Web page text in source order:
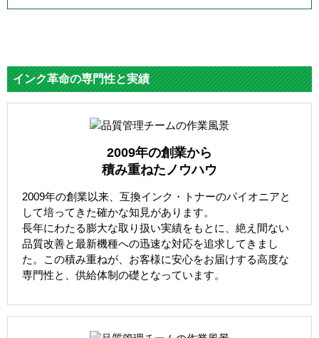
インク革命の専門性と実績
2009年の創業から
積み重ねたノウハウ
2009年の創業以来、互換インク・トナーのパイオニアと
して培ってきた確かな知見があります。
長年にわたる膨大な取り扱い実績をもとに、絶え間ない
品質改善と最新機種への迅速な対応を追求してきまし
た。この積み重ねが、お客様に安心をお届けする高度な
専門性と、供給体制の礎となっています。